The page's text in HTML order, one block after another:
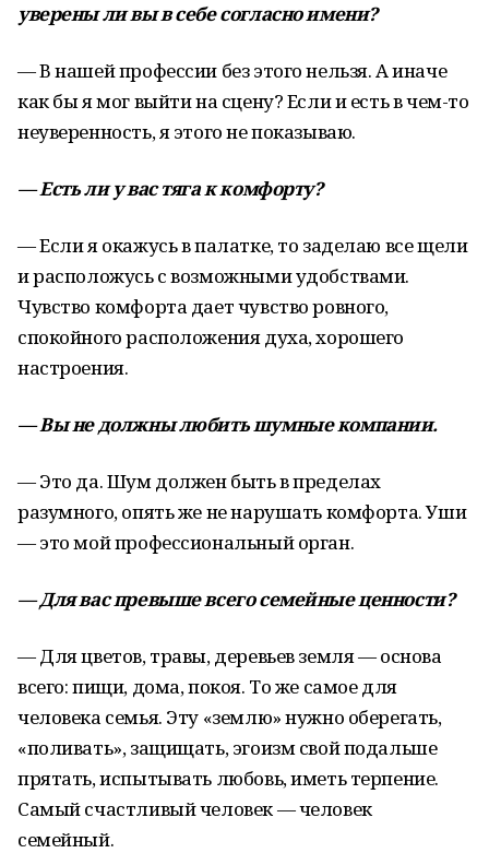
уверены ли вы в себе согласно имени?
— В нашей профессии без этого нельзя. А иначе
как бы я мог выйти на сцену? Если и есть в чем-то
неуверенность, я этого не показываю.
— Есть ли у вас тяга к комфорту?
— Если я окажусь в палатке, то заделаю все щели
и расположусь с возможными удобствами.
Чувство комфорта дает чувство ровного,
спокойного расположения духа, хорошего
настроения.
— Вы не должны любить шумные компании.
— Это да. Шум должен быть в пределах
разумного, опять же не нарушать комфорта. Уши
— это мой профессиональный орган.
— Для вас превыше всего семейные ценности?
— Для цветов, травы, деревьев земля — основа
всего: пищи, дома, покоя. То же самое для
человека семья. Эту «землю» нужно оберегать,
«поливать», защищать, эгоизм свой подальше
прятать, испытывать любовь, иметь терпение.
Самый счастливый человек — человек
семейный.